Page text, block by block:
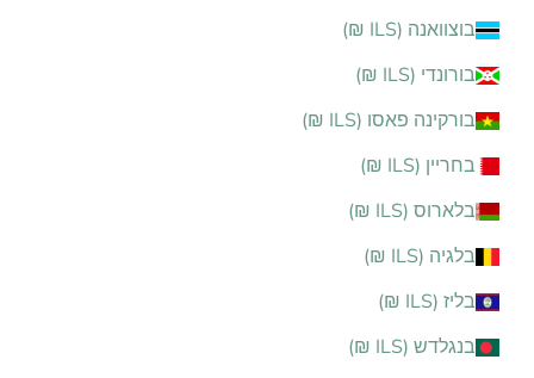
בוצוואנה (ILS ₪)
בורונדי (ILS ₪)
בורקינה פאסו (ILS ₪)
בחריין (ILS ₪)
בלארוס (ILS ₪)
בלגיה (ILS ₪)
בליז (ILS ₪)
בנגלדש (ILS ₪)